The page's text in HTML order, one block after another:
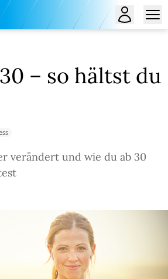
– so hältst du
verändert und wie du ab 30